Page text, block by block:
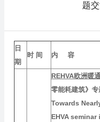
题
日
期
时 间 内 容
REHVA欧洲暖
零能耗建筑》
Towards
EHVA seminar